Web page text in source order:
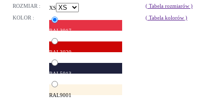
ROZMIAR : XS
( Tabela rozmiarów )
KOLOR :
RAL3017
RAL3020
RAL5013
RAL9001
( Tabela kolorów )